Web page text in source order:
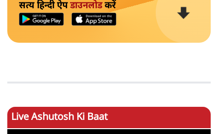
सत्य हिन्दी ऐपडाउनलोडकरें
Live Ashutosh Ki Baat